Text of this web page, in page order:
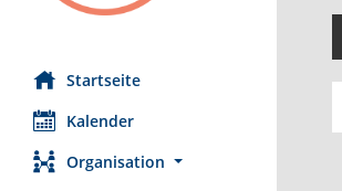
Startseite
Kalender
Organisation